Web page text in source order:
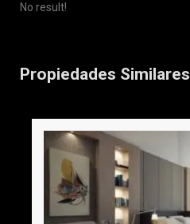
No result!
Propiedades Similares